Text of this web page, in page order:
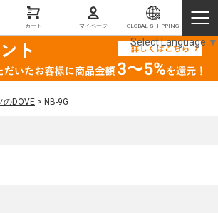
カート マイページ GLOBAL SHIPPING
のDOVE > NB-9G
Select Language ▼